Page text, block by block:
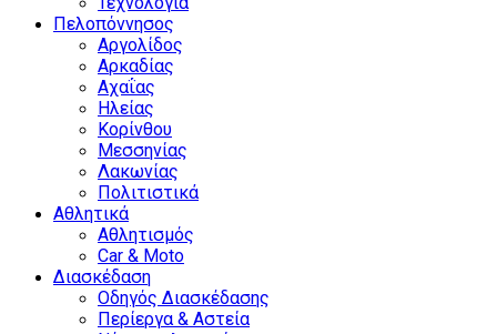
Πελοπόννησος
Αργολίδος
Αρκαδίας
Αχαΐας
Ηλείας
Κορίνθου
Μεσσηνίας
Λακωνίας
Πολιτιστικά
Αθλητικά
Αθλητισμός
Car & Moto
Διασκέδαση
Οδηγός Διασκέδασης
Περίεργα & Αστεία